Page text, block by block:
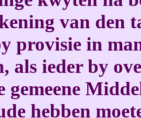
van den
provisie in
als ieder by
gemeene
hebben